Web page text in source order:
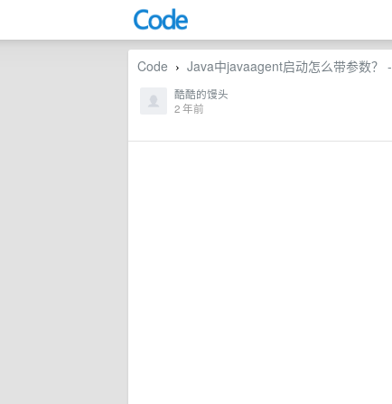
Code › Java中javaagent启动怎么带参数？ -
酷酷的馒头
2 年前